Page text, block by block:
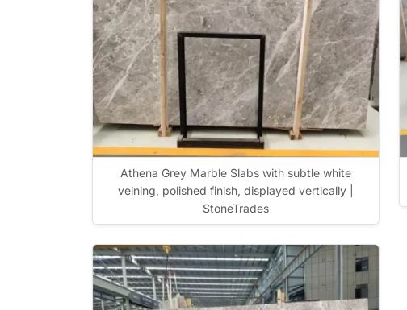
Athena Grey Marble Slabs with subtle white
veining, polished finish, displayed vertically |
StoneTrades